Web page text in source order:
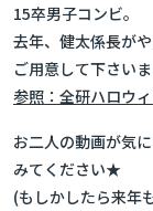
15卒男子コンビ。
去年、健太係長が
ご用意して下さい
参照：全研ハロウ
お二人の動画が気
みてください★
(もしかしたら来年